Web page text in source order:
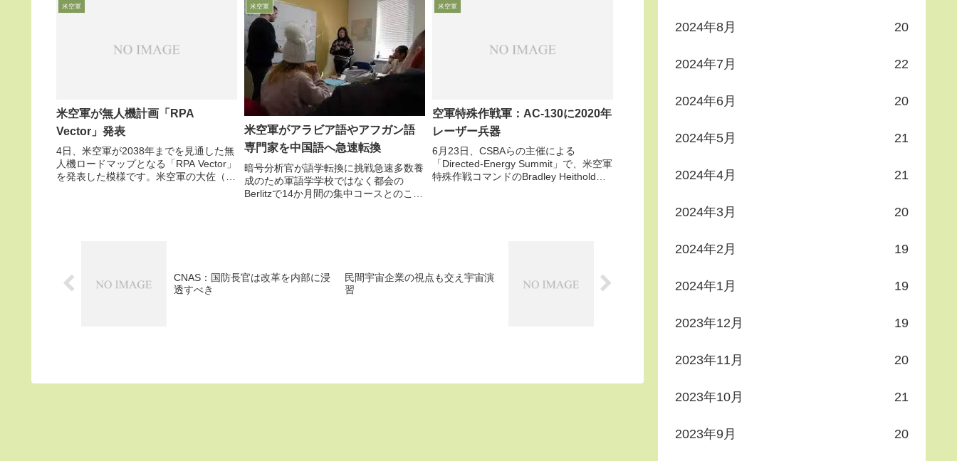
保有のF-16C/D戦闘...
戦闘機集団を先行させる周到さFordow
核施設を掘り返し破壊するため 25分...
に」報じていま...
米空軍
米空軍が無人機計画「RPA
Vector」発表
4日、米空軍が2038年までを見通した無
人機ロードマップとなる「RPA Vector」
を発表した模様です。米空軍の大佐（無
米空軍
米空軍がアラビア語やアフガン語
専門家を中国語へ急速転換
暗号分析官が語学転換に挑戦急速多数養
成のため軍語学学校ではなく都会の
Berlitzで14か月間の集中コースとのこと
米空軍
空軍特殊作戦軍：AC-130に2020年
レーザー兵器
6月23日、CSBAらの主催による
「Directed-Energy Summit」で、米空軍
特殊作戦コマンドのBradley Heithold司
CNAS：国防長官は改革を内部に浸
透すべき
民間宇宙企業の視点も交え宇宙演
習
2024年8月 20
2024年7月 22
2024年6月 20
2024年5月 21
2024年4月 21
2024年3月 20
2024年2月 19
2024年1月 19
2023年12月 19
2023年11月 20
2023年10月 21
2023年9月 20